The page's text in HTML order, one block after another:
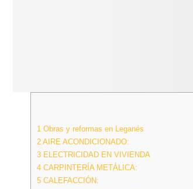
1 Obras y reformas en Leganés
2 AIRE ACONDICIONADO:
3 ELECTRICIDAD EN VIVIENDA
4 CARPINTERÍA METÁLICA:
5 CALEFACCIÓN: